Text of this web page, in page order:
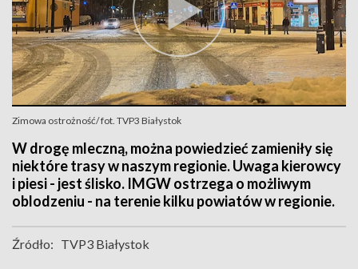
Zimowa ostrożność/ fot. TVP3 Białystok
W drogę mleczną, można powiedzieć zamieniły się
niektóre trasy w naszym regionie. Uwaga kierowcy
i piesi - jest ślisko. IMGW ostrzega o możliwym
oblodzeniu - na terenie kilku powiatów w regionie.
Źródło: TVP3 Białystok